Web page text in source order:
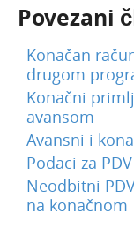
Povezani
Konačan
drugom
Konačni
avansom
Avansni i
Podaci za
Neodbitni
na konačnom